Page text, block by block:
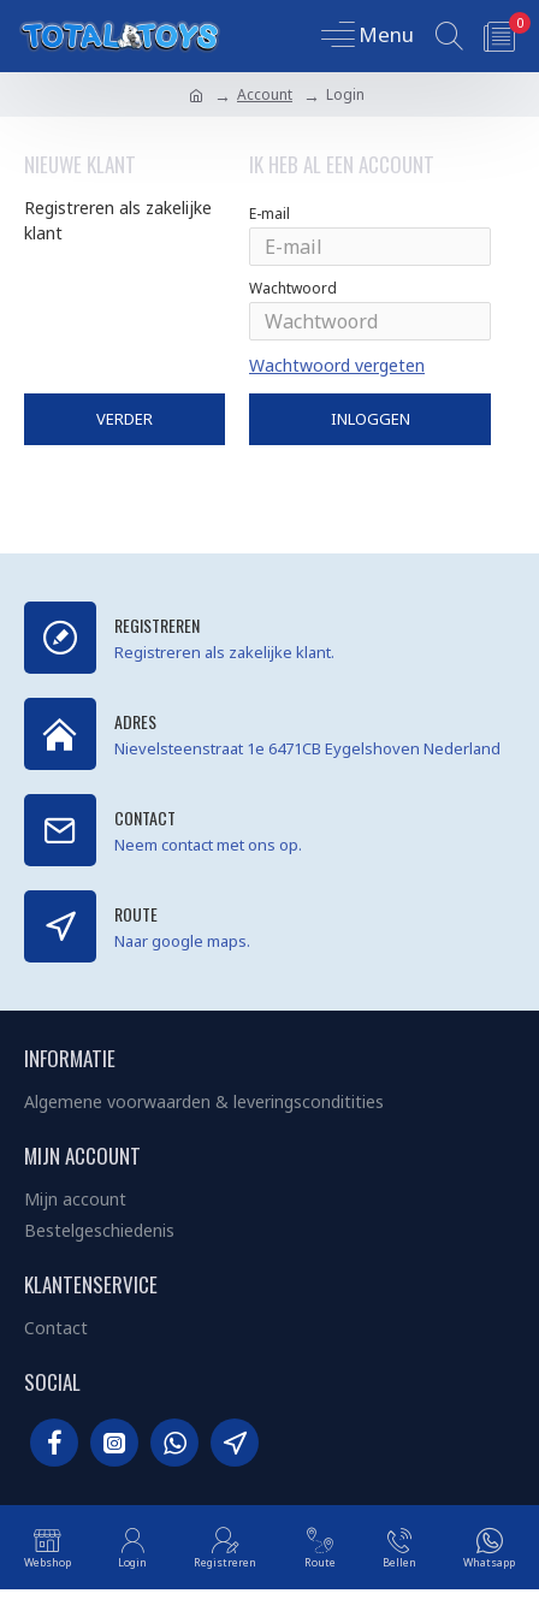
0
Account Login
NIEUWE KLANT
Registreren als zakelijke
klant
VERDER
IK HEB AL EEN ACCOUNT
E-mail
Wachtwoord
Wachtwoord vergeten
INLOGGEN
REGISTREREN
Registreren als zakelijke klant.
ADRES
Nievelsteenstraat 1e 6471CB Eygelshoven Nederland
CONTACT
Neem contact met ons op.
ROUTE
Naar google maps.
INFORMATIE
Algemene voorwaarden & leveringsconditities
MIJN ACCOUNT
Mijn account
Bestelgeschiedenis
KLANTENSERVICE
Contact
SOCIAL
© Copyright 2007 - 2026 | TotalToys V.O.F
Webshop Login Registreren Route Bellen Whatsapp